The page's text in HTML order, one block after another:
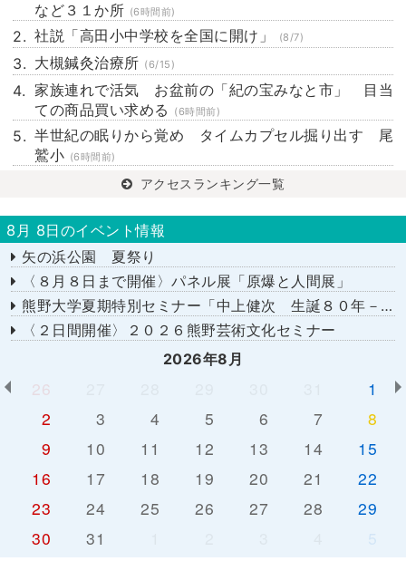
など３１か所 (6時間前)
社説「高田小中学校を全国に開け」 (8/7)
大槻鍼灸治療所 (6/15)
家族連れで活気 お盆前の「紀の宝みなと市」 目当
ての商品買い求める
(6時間前)
半世紀の眠りから覚め タイムカプセル掘り出す 尾
鷲小 (6時間前)
アクセスランキング一覧
8月 8日のイベント情報
矢の浜公園 夏祭り
〈８月８日まで開催〉パネル展「原爆と人間展」
熊野大学夏期特別セミナー「中上健次 生誕８０年－時代へのまなざし－」
〈２日間開催〉２０２６熊野芸術文化セミナー
2026年8月
26
1
2
3 4 5 6 7
8
9
10 11 12 13 14
15
16
17 18 19 20 21
22
23
24 25 26 27 28
29
30
31 5